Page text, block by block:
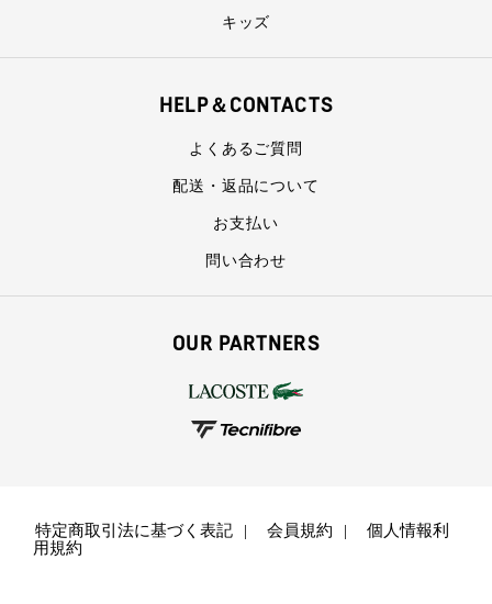
キッズ
HELP＆CONTACTS
よくあるご質問
配送・返品について
お支払い
問い合わせ
OUR PARTNERS
特定商取引法に基づく表記 会員規約
個人情報利
用規約